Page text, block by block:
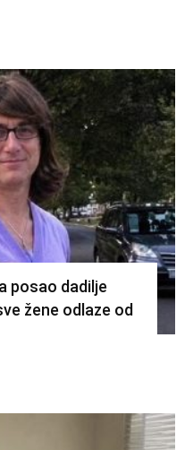
posao dadilje
žene odlaze od